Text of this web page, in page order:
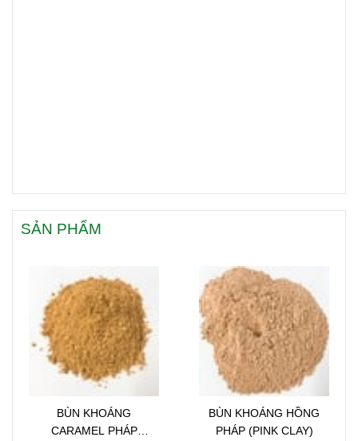
SẢN PHẨM
BÙN KHOÁNG
CARAMEL PHÁP
BÙN KHOÁNG HỒNG
PHÁP (PINK CLAY)